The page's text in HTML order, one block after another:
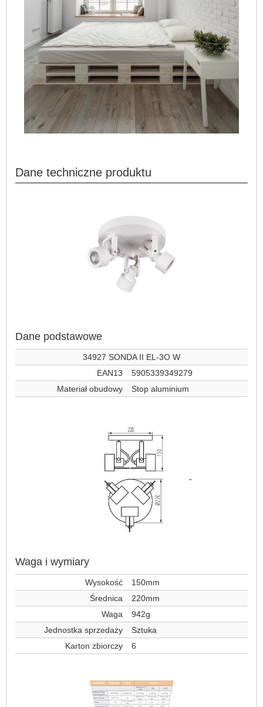
Dane techniczne produktu
Dane podstawowe
34927 SONDA II EL-3O W
EAN13
5905339349279
Materiał obudowy
Stop aluminium
-
Waga i wymiary
Wysokość
150mm
Średnica
220mm
Waga
942g
Jednostka sprzedaży
Sztuka
Karton zbiorczy
6